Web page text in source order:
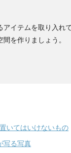
アイテムを取り入れ
を作りましょう。
いてはいけないもの
写る写真